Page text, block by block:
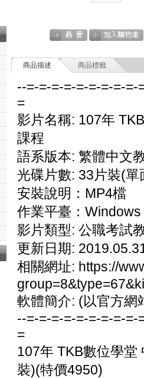
商品描述 商品標籤
--=-=-=-=-=-=-=-=-=-
=
影片名稱: 107年
課程
語系版本: 繁體中文
光碟片數: 33片裝(單
安裝說明：MP4檔
作業平臺：
影片類型: 公職考試
更新日期:
相關網址: https://
軟體簡介: (以官方網
--=-=-=-=-=-=-=-=-=-
=
107年 TKB數位學堂
裝)(特價4950)